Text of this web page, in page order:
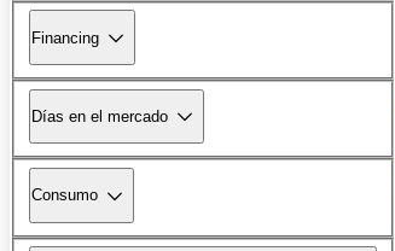
Financing
Días en el mercado
Consumo